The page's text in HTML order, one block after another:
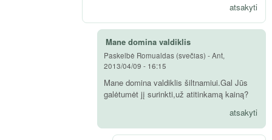
atsakyti
Mane domina valdiklis
Paskelbė Romualdas (svečias) -Ant,
2013/04/09 - 16:15
Mane domina valdiklis šiltnamiui.Gal Jūs
galėtumėt jį surinkti,už atitinkamą kainą?
atsakyti